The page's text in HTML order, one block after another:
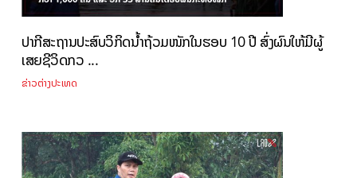
ປາກີສະຖານປະສົບວິກິດນ້ຳຖ້ວມໜັກໃນຮອບ 10 ປີ ສົ່ງຜົນໃຫ້ມີຜູ້
ເສຍຊີວິດກວ ...
ຂ່າວຕ່າງປະເທດ